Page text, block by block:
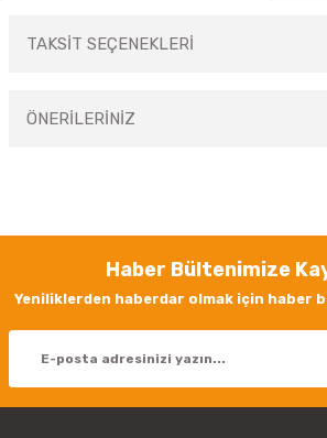
TAKSİT SEÇENEKLERİ
ÖNERİLERİNİZ
Görüş ve önerileriniz için teşekkür ederiz.
Ürün resmi kalitesiz, bozuk veya
Ürün bilgilerinde hatalar bulunuyor.
Haber Bültenimize
Yeniliklerden haberdar olmak için haber